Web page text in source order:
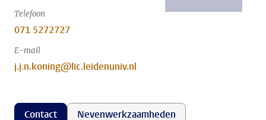
Telefoon
071 5272727
E-mail
j.j.n.koning@lic.leidenuniv.nl
Contact Nevenwerkzaamheden